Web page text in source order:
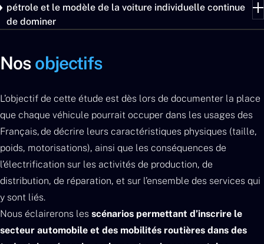
pétrole et le modèle de la voiture individuelle continue
de dominer
Nosobjectifs
L’objectif de cette étude est dès lors de documenter la place
que chaque véhicule pourrait occuper dans les usages des
Français,de décrire leurs caractéristiques physiques (taille,
poids, motorisations), ainsi que les conséquences de
l’électrification sur les activités de production, de
distribution, de réparation, et sur l’ensemble des services qui
y sont liés.
Nous éclairerons les scénarios permettant d’inscrire le
secteur automobile et des mobilités routières dans des